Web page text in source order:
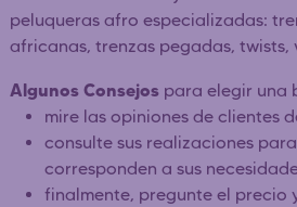
peluqueras afro especializadas:
africanas, trenzas pegadas, twists,
Algunos Consejos para elegir una
mire las opiniones de clientes
consulte sus realizaciones
corresponden a sus
finalmente, pregunte el precio